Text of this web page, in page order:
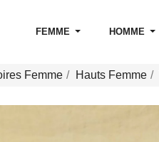
FEMME HOMME
Femme Hauts Femme